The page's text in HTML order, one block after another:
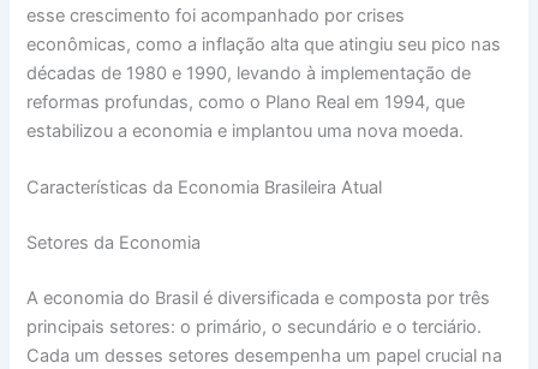
esse crescimento foi acompanhado por crises
econômicas, como a inflação alta que atingiu seu pico nas
décadas de 1980 e 1990, levando à implementação de
reformas profundas, como o Plano Real em 1994, que
estabilizou a economia e implantou uma nova moeda.
Características da Economia Brasileira Atual
Setores da Economia
A economia do Brasil é diversificada e composta por três
principais setores: o primário, o secundário e o terciário.
Cada um desses setores desempenha um papel crucial na